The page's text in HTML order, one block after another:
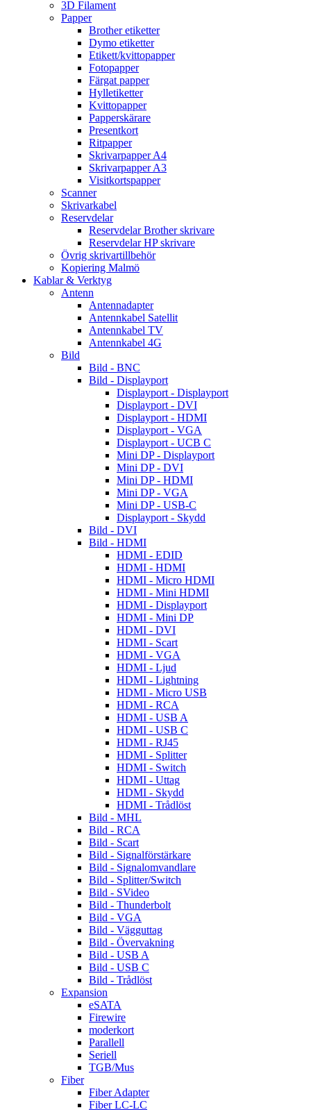
3D Filament
Papper
Brother etiketter
Dymo etiketter
Etikett/kvittopapper
Fotopapper
Färgat papper
Hylletiketter
Kvittopapper
Papperskärare
Presentkort
Ritpapper
Skrivarpapper A4
Skrivarpapper A3
Visitkortspapper
Scanner
Skrivarkabel
Reservdelar
Reservdelar Brother skrivare
Reservdelar HP skrivare
Övrig skrivartillbehör
Kopiering Malmö
Kablar & Verktyg
Antenn
Antennadapter
Antennkabel Satellit
Antennkabel TV
Antennkabel 4G
Bild
Bild - BNC
Bild - Displayport
Displayport - Displayport
Displayport - DVI
Displayport - HDMI
Displayport - VGA
Displayport - UCB C
Mini DP - Displayport
Mini DP - DVI
Mini DP - HDMI
Mini DP - VGA
Mini DP - USB-C
Displayport - Skydd
Bild - DVI
Bild - HDMI
HDMI - EDID
HDMI - HDMI
HDMI - Micro HDMI
HDMI - Mini HDMI
HDMI - Displayport
HDMI - Mini DP
HDMI - DVI
HDMI - Scart
HDMI - VGA
HDMI - Ljud
HDMI - Lightning
HDMI - Micro USB
HDMI - RCA
HDMI - USB A
HDMI - USB C
HDMI - RJ45
HDMI - Splitter
HDMI - Switch
HDMI - Uttag
HDMI - Skydd
HDMI - Trådlöst
Bild - MHL
Bild - RCA
Bild - Scart
Bild - Signalförstärkare
Bild - Signalomvandlare
Bild - Splitter/Switch
Bild - SVideo
Bild - Thunderbolt
Bild - VGA
Bild - Vägguttag
Bild - Övervakning
Bild - USB A
Bild - USB C
Bild - Trådlöst
Expansion
eSATA
Firewire
moderkort
Parallell
Seriell
TGB/Mus
Fiber
Fiber Adapter
Fiber LC-LC